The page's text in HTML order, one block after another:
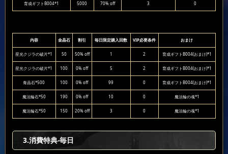
育成ギフトB004*1 5000 70% off 3 0
内容 金晶石 割引 毎日限定購入回数 VIP必要条件 おまけ
星光クジラの破片*1 50 50% off 1 2 育成ギフトB004(おまけ)*1
星光クジラの破片*1 100 0% off 5 2 育成ギフトB004(おまけ)*1
青晶石*500 100 0% off 99 0 育成ギフトB004(おまけ)*1
魔法輪石*50 190 0% off 10 0 魔法輪の魂*1
魔法輪石*50 150 20% off 3 0 魔法輪の魂*1
3.消費特典-毎日